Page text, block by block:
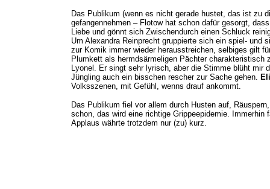
Das Publikum (wenn es nicht gerade hustet, das ist zu
gefangennehmen – Flotow hat schon dafür gesorgt,
Liebe und gönnt sich Zwischendurch einen Schluck
Um Alexandra Reinprecht gruppierte sich ein spiel- und
zur Komik immer wieder herausstreichen, selbiges gilt
Plumkett als hermdsärmeligen Pächter
Lyonel. Er singt sehr lyrisch, aber die Stimme blüht mir
Jüngling auch ein bisschen rescher zur Sache gehen.
Volksszenen, mit Gefühl, wenns drauf ankommt.
Das Publikum fiel vor allem durch Husten auf,
schon, das wird eine richtige Grippeepidemie.
Applaus währte trotzdem nur (zu) kurz.